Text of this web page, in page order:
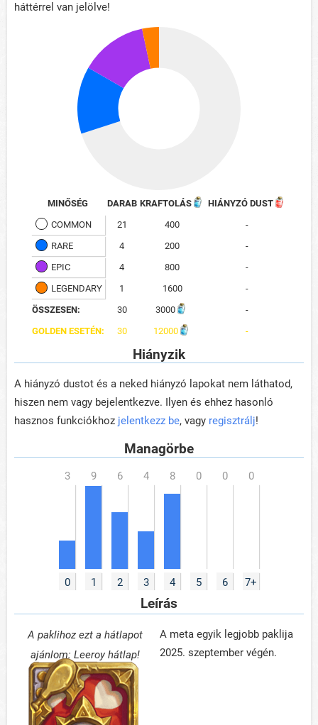
háttérrel van jelölve!
MINŐSÉG DARAB KRAFTOLÁS
HIÁNYZÓ DUST
COMMON
21 400
-
RARE
4 200
-
EPIC
4 800
-
LEGENDARY
1 1600
-
ÖSSZESEN:
30 3000
-
GOLDEN ESETÉN:
30 12000 -
Hiányzik
A hiányzó dustot és a neked hiányzó lapokat nem láthatod,
hiszen nem vagy bejelentkezve. Ilyen és ehhez hasonló
hasznos funkciókhoz jelentkezz be, vagy regisztrálj!
Managörbe
0 1 2 3 4 5 6 7+
Leírás
A paklihoz ezt a hátlapot
ajánlom: Leeroy hátlap!
A meta egyik legjobb paklija
2025. szeptember végén.